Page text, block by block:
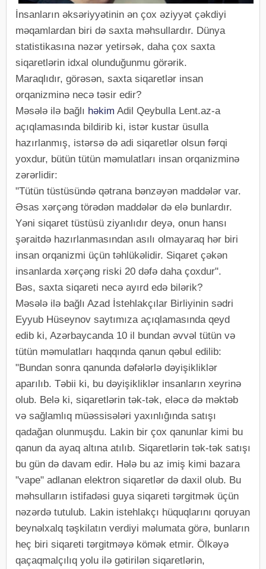
İnsanların əksəriyyətinin ən çox əziyyət çəkdiyi
məqamlardan biri də saxta məhsullardır. Dünya
statistikasına nəzər yetirsək, daha çox saxta
siqaretlərin idxal olunduğunmu görərik.
Maraqlıdır, görəsən, saxta siqaretlər insan
orqanizminə necə təsir edir?
Məsələ ilə bağlı həkim Adil Qeybulla Lent.az-a
açıqlamasında bildirib ki, istər kustar üsulla
hazırlanmış, istərsə də adi siqaretlər olsun fərqi
yoxdur, bütün tütün məmulatları insan orqanizminə
zərərlidir:
"Tütün tüstüsündə qətrana bənzəyən maddələr var.
Əsas xərçəng törədən maddələr də elə bunlardır.
Yəni siqaret tüstüsü ziyanlıdır deyə, onun hansı
şəraitdə hazırlanmasından asılı olmayaraq hər biri
insan orqanizmi üçün təhlükəlidir. Siqaret çəkən
insanlarda xərçəng riski 20 dəfə daha çoxdur".
Bəs, saxta siqareti necə ayırd edə bilərik?
Məsələ ilə bağlı Azad İstehlakçılar Birliyinin sədri
Eyyub Hüseynov saytımıza açıqlamasında qeyd
edib ki, Azərbaycanda 10 il bundan əvvəl tütün və
tütün məmulatları haqqında qanun qəbul edilib:
"Bundan sonra qanunda dəfələrlə dəyişikliklər
aparılıb. Təbii ki, bu dəyişikliklər insanların xeyrinə
olub. Belə ki, siqaretlərin tək-tək, eləcə də məktəb
və sağlamlıq müəssisələri yaxınlığında satışı
qadağan olunmuşdu. Lakin bir çox qanunlar kimi bu
qanun da ayaq altına atılıb. Siqaretlərin tək-tək satışı
bu gün də davam edir. Hələ bu az imiş kimi bazara
"vape" adlanan elektron siqaretlər də daxil olub. Bu
məhsulların istifadəsi guya siqareti tərgitmək üçün
nəzərdə tutulub. Lakin istehlakçı hüquqlarını qoruyan
beynəlxalq təşkilatın verdiyi məlumata görə, bunların
heç biri siqareti tərgitməyə kömək etmir. Ölkəyə
qaçaqmalçılıq yolu ilə gətirilən siqaretlərin,